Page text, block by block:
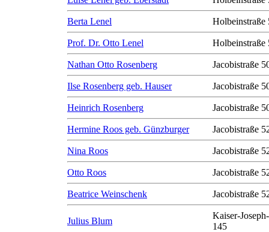
Berta Lenel Holbeinstraße
Prof. Dr. Otto Lenel Holbeinstraße
Nathan Otto Rosenberg Jacobistraße
Ilse Rosenberg geb. Hauser Jacobistraße
Heinrich Rosenberg Jacobistraße
Hermine Roos geb. Günzburger Jacobistraße
Nina Roos Jacobistraße
Otto Roos Jacobistraße
Beatrice Weinschenk Jacobistraße
Julius Blum
Kaiser-
145